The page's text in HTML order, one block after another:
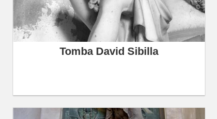
Tomba David Sibilla